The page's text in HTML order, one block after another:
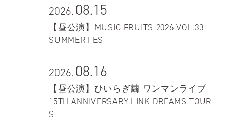
2026.08.15
【昼公演】MUSIC FRUITS 2026 VOL.33
SUMMER FES
2026.08.16
【昼公演】ひいらぎ繭-ワンマンライブ
15TH ANNIVERSARY LINK DREAMS TOUR
S